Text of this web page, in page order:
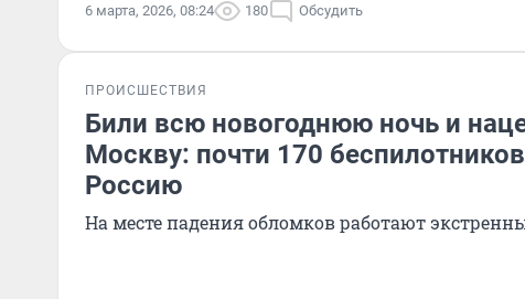
6 марта, 2026, 08:24 180 Обсудить
ПРОИСШЕСТВИЯ
Били всю новогоднюю ночь и
Москву: почти 170
Россию
На месте падения обломков работают